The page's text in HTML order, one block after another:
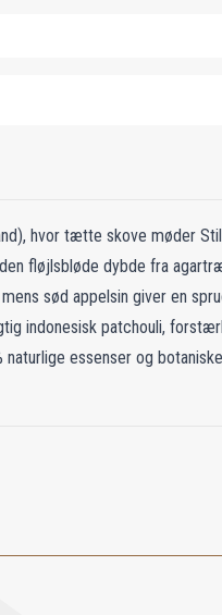
hvor tætte skove møder
fløjlsbløde dybde fra
sød appelsin giver en
indonesisk patchouli,
essenser og botaniske
til Australiens mest